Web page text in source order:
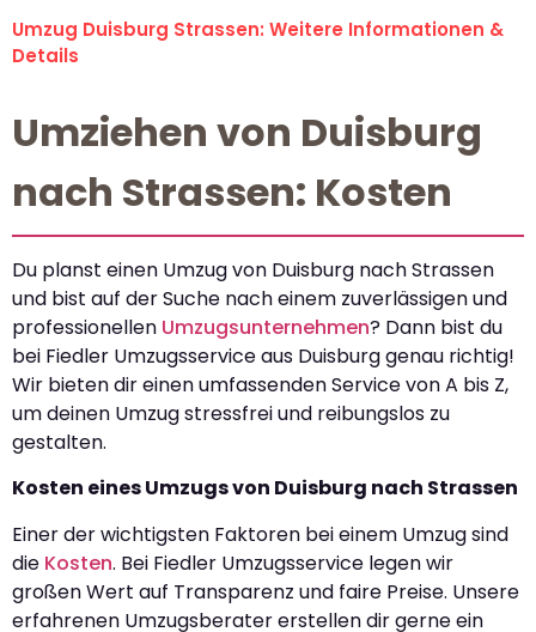
Umzug Duisburg Strassen: Weitere Informationen &
Details
Umziehen von Duisburg
nach Strassen: Kosten
Du planst einen Umzug von Duisburg nach Strassen
und bist auf der Suche nach einem zuverlässigen und
professionellen Umzugsunternehmen? Dann bist du
bei Fiedler Umzugsservice aus Duisburg genau richtig!
Wir bieten dir einen umfassenden Service von A bis Z,
um deinen Umzug stressfrei und reibungslos zu
gestalten.
Kosten eines Umzugs von Duisburg nach Strassen
Einer der wichtigsten Faktoren bei einem Umzug sind
die Kosten. Bei Fiedler Umzugsservice legen wir
großen Wert auf Transparenz und faire Preise. Unsere
erfahrenen Umzugsberater erstellen dir gerne ein